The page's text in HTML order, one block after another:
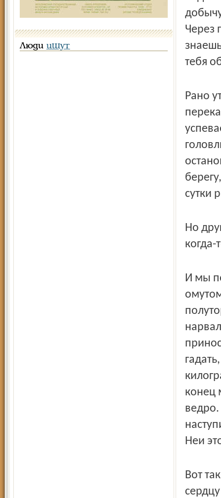
Люди ищут
Через
тебя
Рано
сутки
Но
когда-
И мы
конец
ведро.
Неи
Вот